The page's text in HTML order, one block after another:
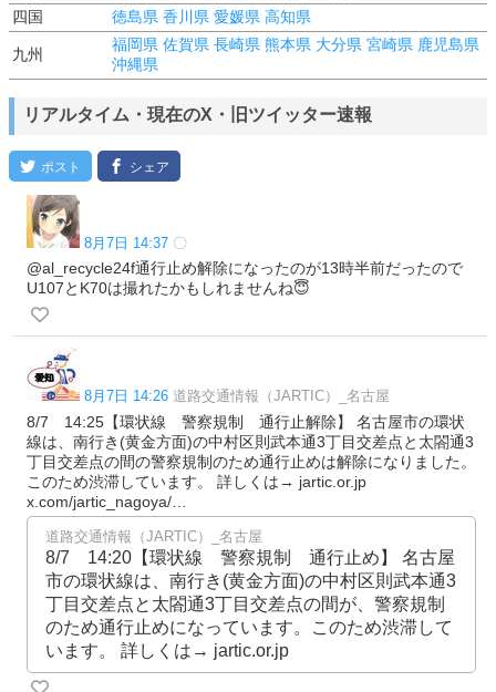
四国
徳島県 香川県 愛媛県 高知県
九州
福岡県 佐賀県 長崎県 熊本県 大分県 宮崎県 鹿児島県
沖縄県
リアルタイム・現在のX・旧ツイッター速報
8月7日 14:37 〇
@al_recycle24f通行止め解除になったのが13時半前だったので
U107とK70は撮れたかもしれませんね😇
8月7日 14:26 道路交通情報（JARTIC）_名古屋
8/7 14:25【環状線 警察規制 通行止解除】 名古屋市の環状
線は、南行き(黄金方面)の中村区則武本通3丁目交差点と太閤通3
丁目交差点の間の警察規制のため通行止めは解除になりました。
このため渋滞しています。 詳しくは→ jartic.or.jp
x.com/jartic_nagoya/…
道路交通情報（JARTIC）_名古屋
8/7 14:20【環状線 警察規制 通行止め】 名古屋
市の環状線は、南行き(黄金方面)の中村区則武本通3
丁目交差点と太閤通3丁目交差点の間が、警察規制
のため通行止めになっています。このため渋滞して
います。 詳しくは→ jartic.or.jp